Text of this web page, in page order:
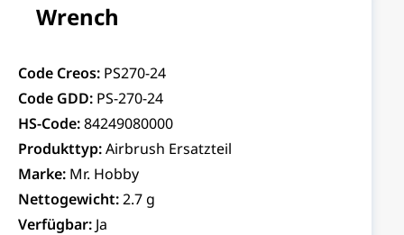
Wrench
Code Creos: PS270-24
Code GDD: PS-270-24
HS-Code:84249080000
Produkttyp:Airbrush Ersatzteil
Marke: Mr. Hobby
Nettogewicht:2.7 g
Verfügbar: Ja